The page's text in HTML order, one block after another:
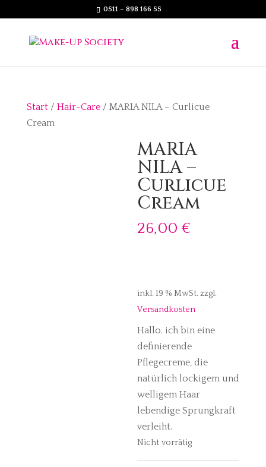
0511 – 898 166 55
Start/ Hair-Care/ MARIA NILA – Curlicue
Cream
MARIA
NILA –
Curlicue
Cream
26,00 €
inkl. 19 % MwSt. zzgl.
Versandkosten
Hallo. ich bin eine
definierende
Pflegecreme, die
natürlich lockigem und
welligem Haar
lebendige Sprungkraft
verleiht.
Nicht vorrätig